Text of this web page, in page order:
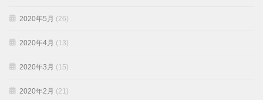
2020年5月 (26)
2020年4月 (13)
2020年3月 (15)
2020年2月 (21)